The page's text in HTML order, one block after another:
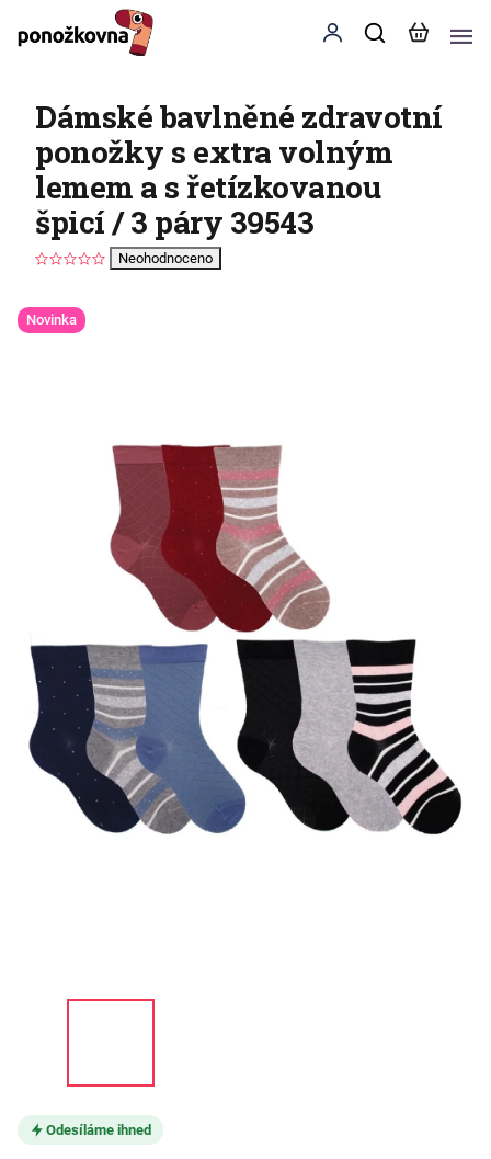
Dámské bavlněné zdravotní
ponožky s extra volným
lemem a s řetízkovanou
špicí / 3 páry 39543
Neohodnoceno
Novinka
Odesíláme ihned